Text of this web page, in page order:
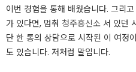
이번 경험을 통해 배웠습니다. 그리
가 있다면, 멈춰 청주흥신소 서 있던
단 한 통의 상담으로 시작된 이 여정
도 있습니다. 저처럼 말입니다.